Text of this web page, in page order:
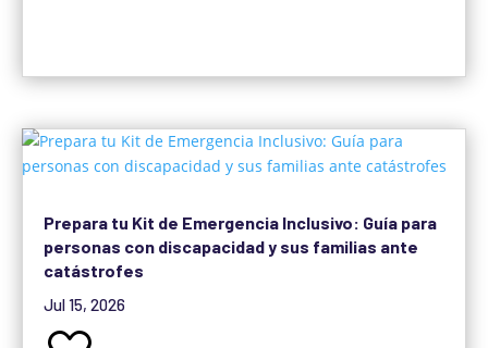
Prepara tu Kit de Emergencia Inclusivo: Guía para
personas con discapacidad y sus familias ante
catástrofes
Jul 15, 2026